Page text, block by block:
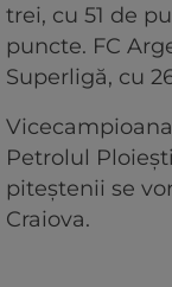
trei, cu 51 de
puncte. FC
Superligă, cu
Petrolul
piteștenii se
Craiova.